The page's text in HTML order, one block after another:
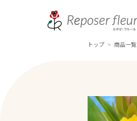
トップ > 商品一覧